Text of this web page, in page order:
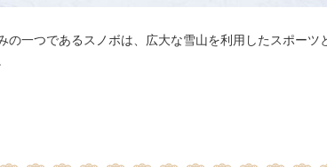
の一つであるスノボは、広大な雪山を利用したスポーツ